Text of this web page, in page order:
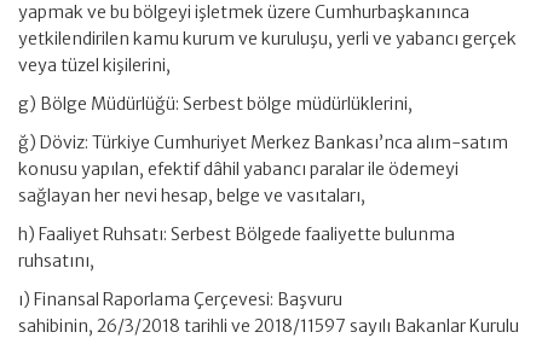
yapmak ve bu bölgeyi işletmek üzere Cumhurbaşkanınca
yetkilendirilen kamu kurum ve kuruluşu, yerli ve yabancı gerçek
veya tüzel kişilerini,
g) Bölge Müdürlüğü: Serbest bölge müdürlüklerini,
ğ) Döviz: Türkiye Cumhuriyet Merkez Bankası’nca alım-satım
konusu yapılan, efektif dâhil yabancı paralar ile ödemeyi
sağlayan her nevi hesap, belge ve vasıtaları,
h) Faaliyet Ruhsatı: Serbest Bölgede faaliyette bulunma
ruhsatını,
ı) Finansal Raporlama Çerçevesi: Başvuru
sahibinin, 26/3/2018 tarihli ve 2018/11597 sayılı Bakanlar Kurulu